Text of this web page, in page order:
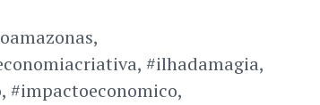
#ilhadamagia,
#impactoeconomico,